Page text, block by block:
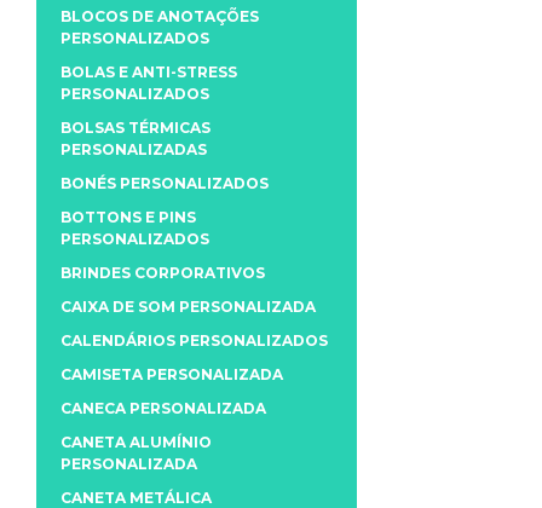
BLOCOS DE ANOTAÇÕES
PERSONALIZADOS
BOLAS E ANTI-STRESS
PERSONALIZADOS
BOLSAS TÉRMICAS
PERSONALIZADAS
BONÉS PERSONALIZADOS
BOTTONS E PINS
PERSONALIZADOS
BRINDES CORPORATIVOS
CAIXA DE SOM PERSONALIZADA
CALENDÁRIOS PERSONALIZADOS
CAMISETA PERSONALIZADA
CANECA PERSONALIZADA
CANETA ALUMÍNIO
PERSONALIZADA
CANETA METÁLICA